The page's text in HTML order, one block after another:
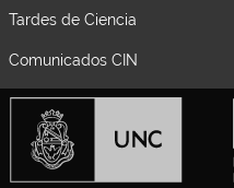
Tardes de Ciencia
Comunicados CIN